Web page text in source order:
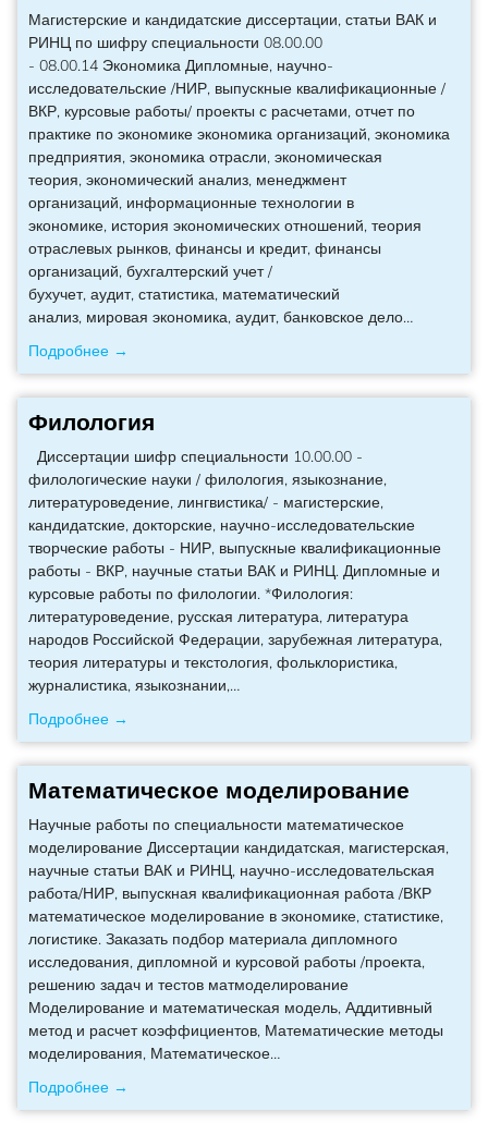
Магистерские и кандидатские диссертации, статьи ВАК и
РИНЦ по шифру специальности 08.00.00
- 08.00.14 Экономика Дипломные, научно-
исследовательские /НИР, выпускные квалификационные /
ВКР, курсовые работы/ проекты с расчетами, отчет по
практике по экономике экономика организаций, экономика
предприятия, экономика отрасли, экономическая
теория, экономический анализ, менеджмент
организаций, информационные технологии в
экономике, история экономических отношений, теория
отраслевых рынков, финансы и кредит, финансы
организаций, бухгалтерский учет /
бухучет, аудит, статистика, математический
анализ, мировая экономика, аудит, банковское дело…
Подробнее →
Филология
Диссертации шифр специальности 10.00.00 -
филологические науки / филология, языкознание,
литературоведение, лингвистика/ - магистерские,
кандидатские, докторские, научно-исследовательские
творческие работы - НИР, выпускные квалификационные
работы - ВКР, научные статьи ВАК и РИНЦ. Дипломные и
курсовые работы по филологии. *Филология:
литературоведение, русская литература, литература
народов Российской Федерации, зарубежная литература,
теория литературы и текстология, фольклористика,
журналистика, языкознании,…
Подробнее →
Математическое моделирование
Научные работы по специальности математическое
моделирование Диссертации кандидатская, магистерская,
научные статьи ВАК и РИНЦ, научно-исследовательская
работа/НИР, выпускная квалификационная работа /ВКР
математическое моделирование в экономике, статистике,
логистике. Заказать подбор материала дипломного
исследования, дипломной и курсовой работы /проекта,
решению задач и тестов матмоделирование
Моделирование и математическая модель, Аддитивный
метод и расчет коэффициентов, Математические методы
моделирования, Математическое…
Подробнее →